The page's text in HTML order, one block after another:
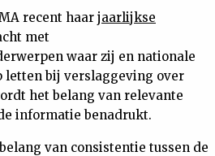
recent haar jaarlijkse
met
waar zij en nationale
letten bij verslaggeving over
het belang van relevante
informatie benadrukt.
van consistentie tussen de